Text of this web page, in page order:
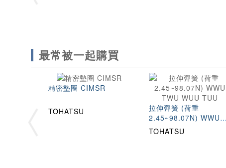
最常被一起購買
精密墊圈 CIMSR
TOHATSU
拉伸彈簧 (荷重
2.45~98.07N) WWU
TWU WUU TUU
TOHATSU